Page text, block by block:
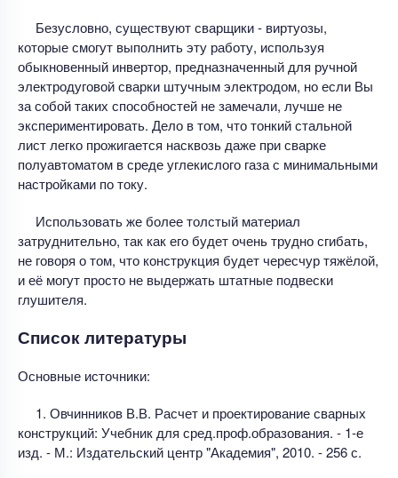
Безусловно, существуют сварщики - виртуозы,
которые смогут выполнить эту работу, используя
обыкновенный инвертор, предназначенный для ручной
электродуговой сварки штучным электродом, но если Вы
за собой таких способностей не замечали, лучше не
экспериментировать. Дело в том, что тонкий стальной
лист легко прожигается насквозь даже при сварке
полуавтоматом в среде углекислого газа с минимальными
настройками по току.
Использовать же более толстый материал
затруднительно, так как его будет очень трудно сгибать,
не говоря о том, что конструкция будет чересчур тяжёлой,
и её могут просто не выдержать штатные подвески
глушителя.
Список литературы
Основные источники:
1. Овчинников В.В. Расчет и проектирование сварных
конструкций: Учебник для сред.проф.образования. - 1-е
изд. - М.: Издательский центр "Академия", 2010. - 256 с.